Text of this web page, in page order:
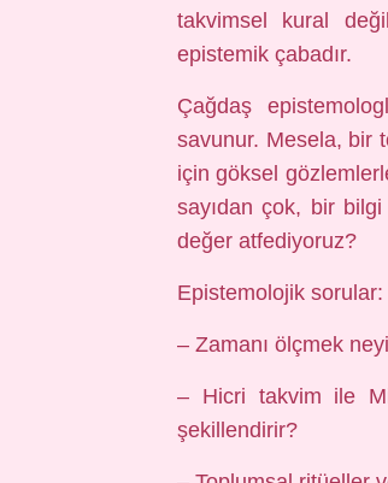
takvimsel kural
epistemik çabadır.
Çağdaş
savunur. Mesela, bir
için göksel
sayıdan çok, bir
değer atfediyoruz?
Epistemolojik sorular:
– Zamanı ölçmek
– Hicri takvim ile
şekillendirir?